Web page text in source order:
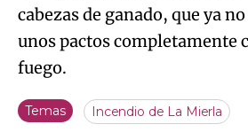
cabezas de ganado, que ya
unos pactos completamente
fuego.
Temas Incendio de La Mierla